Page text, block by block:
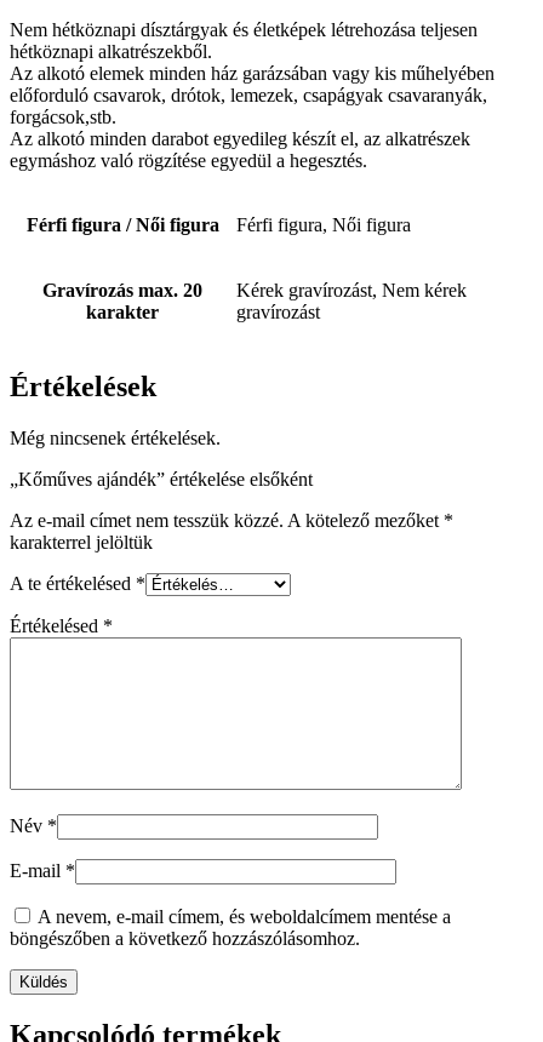
Nem hétköznapi dísztárgyak és életképek létrehozása teljesen
hétköznapi alkatrészekből.
Az alkotó elemek minden ház garázsában vagy kis műhelyében
előforduló csavarok, drótok, lemezek, csapágyak csavaranyák,
forgácsok,stb.
Az alkotó minden darabot egyedileg készít el, az alkatrészek
egymáshoz való rögzítése egyedül a hegesztés.
Férfi figura / Női figura Férfi figura, Női figura
Gravírozás max. 20
karakter
Kérek gravírozást, Nem kérek
gravírozást
Értékelések
Még nincsenek értékelések.
„Kőműves ajándék” értékelése elsőként
Az e-mail címet nem tesszük közzé. A kötelező mezőket *
karakterrel jelöltük
A te értékelésed *
Értékelésed *
Név *
E-mail *
A nevem, e-mail címem, és weboldalcímem mentése a
böngészőben a következő hozzászólásomhoz.
Kapcsolódó termékek